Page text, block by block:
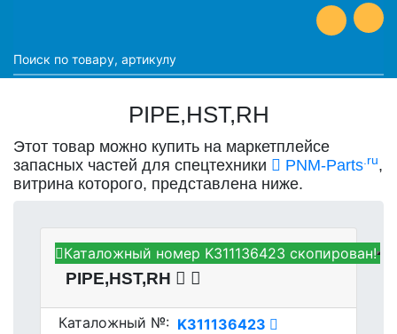
PIPE,HST,RH
Этот товар можно купить на маркетплейсе
запасных частей для спецтехники
PNM-Parts.ru,
витрина которого, представлена ниже.
Kubota K311136423 -
PIPE,HST,RH
Каталожный №: K311136423
Каталожный номер K311136423 скопирован!